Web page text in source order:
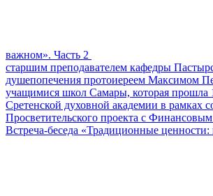
важном». Часть 2
старшим преподавателем кафедры
душепопечения протоиереем Максимом
учащимися школ Самары, которая прошла
Сретенской духовной академии в рамках
Просветительского проекта с
Встреча-беседа «Традиционные